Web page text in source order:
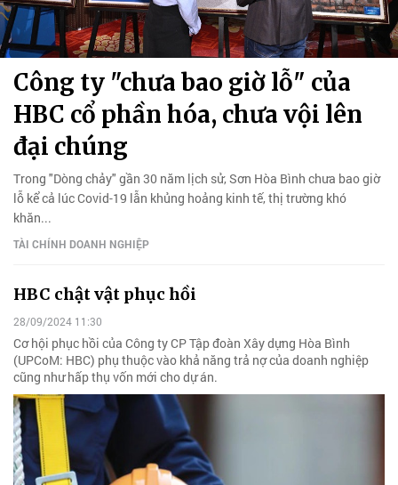
Công ty "chưa bao giờ lỗ" của
HBC cổ phần hóa, chưa vội lên
đại chúng
Trong "Dòng chảy" gần 30 năm lịch sử, Sơn Hòa Bình chưa bao giờ
lỗ kể cả lúc Covid-19 lẫn khủng hoảng kinh tế, thị trường khó
khăn...
TÀI CHÍNH DOANH NGHIỆP
HBC chật vật phục hồi
28/09/2024 11:30
Cơ hội phục hồi của Công ty CP Tập đoàn Xây dựng Hòa Bình
(UPCoM: HBC) phụ thuộc vào khả năng trả nợ của doanh nghiệp
cũng như hấp thụ vốn mới cho dự án.